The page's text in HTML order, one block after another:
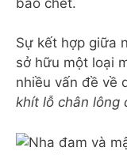
Sự kết hợp giữa
sở hữu một loại
nhiều vấn đề về
khít lỗ chân lông